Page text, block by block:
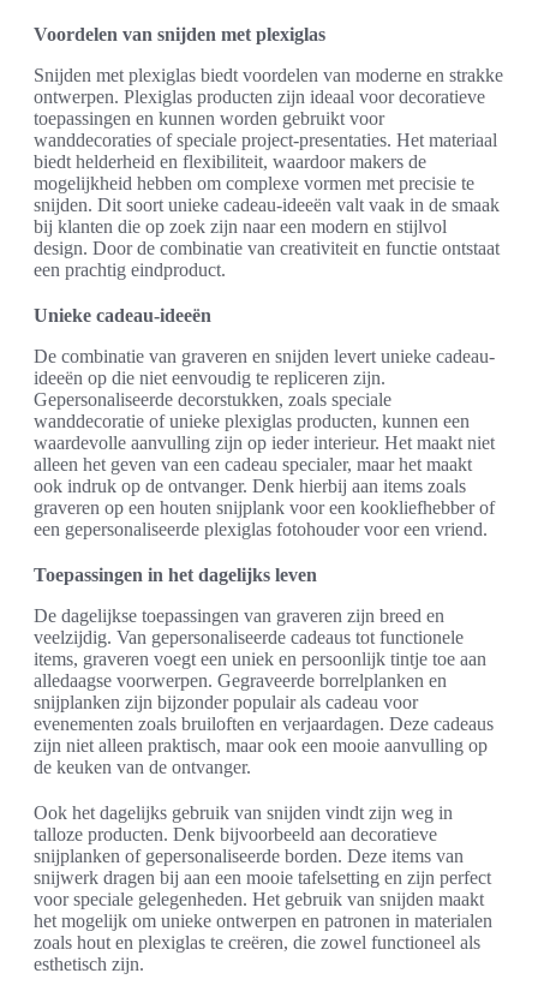
Voordelen van snijden met plexiglas
Snijden met plexiglas biedt voordelen van moderne en strakke
ontwerpen. Plexiglas producten zijn ideaal voor decoratieve
toepassingen en kunnen worden gebruikt voor
wanddecoraties of speciale project-presentaties. Het materiaal
biedt helderheid en flexibiliteit, waardoor makers de
mogelijkheid hebben om complexe vormen met precisie te
snijden. Dit soort unieke cadeau-ideeën valt vaak in de smaak
bij klanten die op zoek zijn naar een modern en stijlvol
design. Door de combinatie van creativiteit en functie ontstaat
een prachtig eindproduct.
Unieke cadeau-ideeën
De combinatie van graveren en snijden levert unieke cadeau-
ideeën op die niet eenvoudig te repliceren zijn.
Gepersonaliseerde decorstukken, zoals speciale
wanddecoratie of unieke plexiglas producten, kunnen een
waardevolle aanvulling zijn op ieder interieur. Het maakt niet
alleen het geven van een cadeau specialer, maar het maakt
ook indruk op de ontvanger. Denk hierbij aan items zoals
graveren op een houten snijplank voor een kookliefhebber of
een gepersonaliseerde plexiglas fotohouder voor een vriend.
Toepassingen in het dagelijks leven
De dagelijkse toepassingen van graveren zijn breed en
veelzijdig. Van gepersonaliseerde cadeaus tot functionele
items, graveren voegt een uniek en persoonlijk tintje toe aan
alledaagse voorwerpen. Gegraveerde borrelplanken en
snijplanken zijn bijzonder populair als cadeau voor
evenementen zoals bruiloften en verjaardagen. Deze cadeaus
zijn niet alleen praktisch, maar ook een mooie aanvulling op
de keuken van de ontvanger.
Ook het dagelijks gebruik van snijden vindt zijn weg in
talloze producten. Denk bijvoorbeeld aan decoratieve
snijplanken of gepersonaliseerde borden. Deze items van
snijwerk dragen bij aan een mooie tafelsetting en zijn perfect
voor speciale gelegenheden. Het gebruik van snijden maakt
het mogelijk om unieke ontwerpen en patronen in materialen
zoals hout en plexiglas te creëren, die zowel functioneel als
esthetisch zijn.